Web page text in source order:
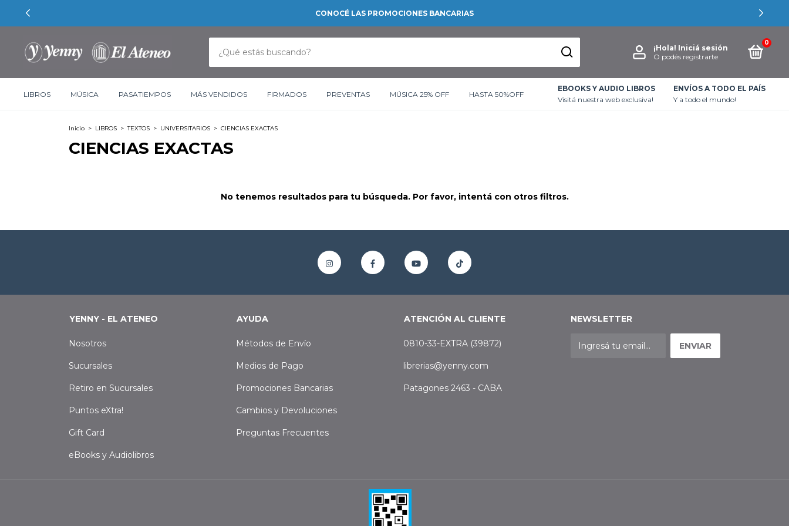
RETIRO GRATIS EN NUESTRAS SUCURSALES
¡Hola! Iniciá sesión
O podés registrarte
0
LIBROS MÚSICA PASATIEMPOS MÁS VENDIDOS FIRMADOS PREVENTAS MÚSICA 25% OFF HASTA 50%OFF
EBOOKS Y AUDIO LIBROS
Visitá nuestra web exclusiva!
ENVÍOS A TODO EL PAÍS
Y a todo el mundo!
Inicio > LIBROS > TEXTOS > UNIVERSITARIOS > CIENCIAS EXACTAS
CIENCIAS EXACTAS
No tenemos resultados para tu búsqueda. Por favor, intentá con otros filtros.
YENNY - EL ATENEO
Nosotros
Sucursales
Retiro en Sucursales
Puntos eXtra!
Gift Card
eBooks y Audiolibros
AYUDA
Métodos de Envío
Medios de Pago
Promociones Bancarias
Cambios y Devoluciones
Preguntas Frecuentes
ATENCIÓN AL CLIENTE
0810-33-EXTRA (39872)
librerias@yenny.com
Patagones 2463 - CABA
NEWSLETTER